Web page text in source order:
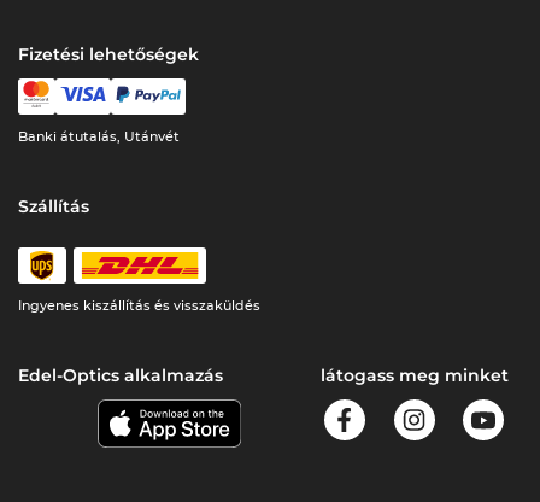
Fizetési lehetőségek
Banki átutalás, Utánvét
Szállítás
Ingyenes kiszállítás és visszaküldés
Edel-Optics alkalmazás látogass meg minket